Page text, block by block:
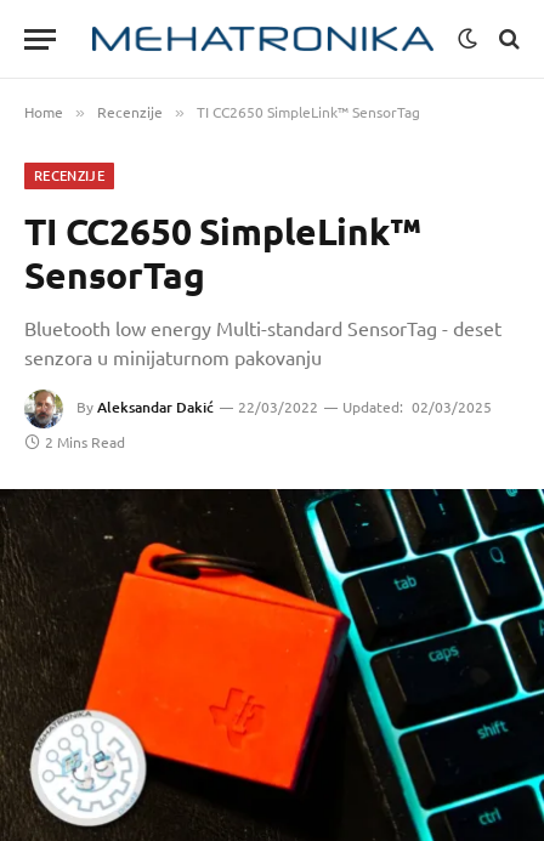
Home » Recenzije » TI CC2650 SimpleLink™ SensorTag
RECENZIJE
TI CC2650 SimpleLink™
SensorTag
Bluetooth low energy Multi-standard SensorTag - deset
senzora u minijaturnom pakovanju
ByAleksandar Dakić 22/03/2022 Updated: 02/03/2025
2 Mins Read